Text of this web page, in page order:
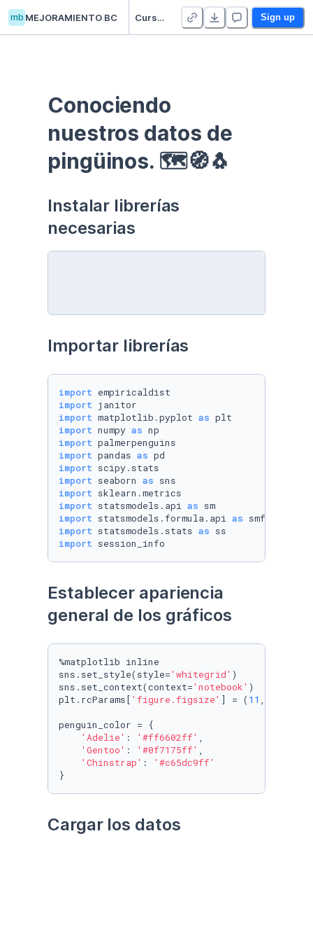
mb MEJORAMIENTO BC Curso EDA - Communication - Duplicate Sign up
Conociendo
nuestros datos de
pingüinos. 🗺🧭🐧
Instalar librerías
necesarias
Importar librerías
import
import
import matplotlib.pyplot as
import numpy as
import
import pandas as
import
import seaborn as
import
import statsmodels.api as
import statsmodels.formula.api as
import statsmodels.stats as
import session_info
Establecer apariencia
general de los gráficos
%matplotlib inline
sns.set_style(style='whitegrid' )
sns.set_context(context='notebook' )
plt.rcParams[ 'figure.figsize' ] = ( 11 ,
penguin_color = {
'Adelie' : '#ff6602ff' ,
'Gentoo' : '#0f7175ff' ,
'Chinstrap' :
'#c65dc9ff'
}
Cargar los datos